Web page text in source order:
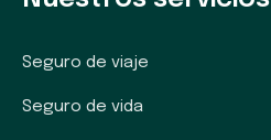
Seguro de viaje
Seguro de vida